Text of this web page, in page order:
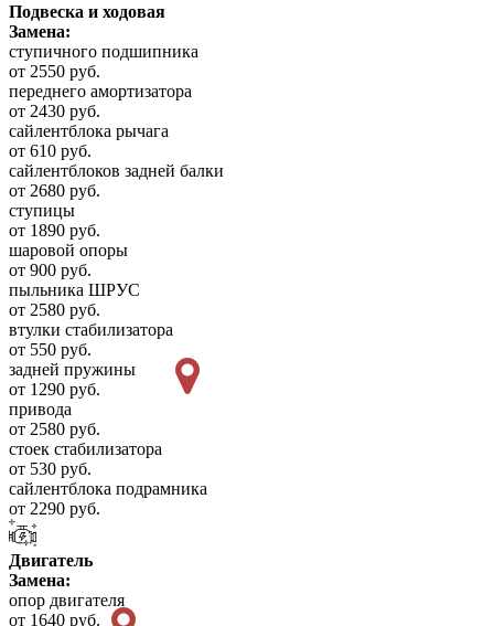
Подвеска и ходовая
Замена:
ступичного подшипника
от 2550 руб.
переднего амортизатора
от 2430 руб.
сайлентблока рычага
от 610 руб.
сайлентблоков задней балки
от 2680 руб.
ступицы
от 1890 руб.
шаровой опоры
от 900 руб.
пыльника ШРУС
от 2580 руб.
втулки стабилизатора
от 550 руб.
задней пружины
от 1290 руб.
привода
от 2580 руб.
стоек стабилизатора
от 530 руб.
сайлентблока подрамника
от 2290 руб.
Двигатель
Замена:
опор двигателя
от 1640 руб.